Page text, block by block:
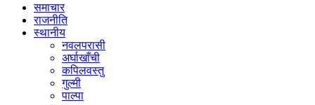
समाचार
राजनीति
स्थानीय
नवलपरासी
अर्घाखाँची
कपिलवस्तु
गुल्मी
पाल्पा